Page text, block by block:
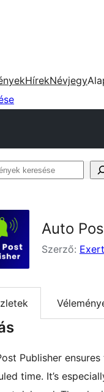
HírekNévjegy
Auto
Szerző:
Publisher
time. It’s